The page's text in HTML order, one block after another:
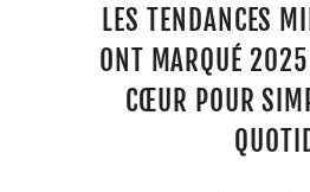
LES TENDANCES
ONT MARQUÉ
CŒUR POUR